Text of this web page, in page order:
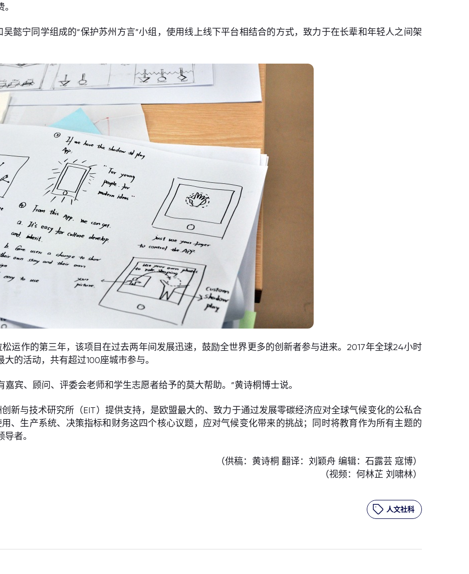
懿宁同学组成的“保护苏州方言”小组，使用线上线下平台相结合的方式，致力于在长辈和年轻人之间架
运作的第三年，该项目在过去两年间发展迅速，鼓励全世界更多的创新者参与进来。2017年全球24小时
的活动，共有超过100座城市参与。
宾、顾问、评委会老师和学生志愿者给予的莫大帮助。”黄诗桐博士说。
新与技术研究所（EIT）提供支持，是欧盟最大的、致力于通过发展零碳经济应对全球气候变化的公私合
、生产系统、决策指标和财务这四个核心议题，应对气候变化带来的挑战；同时将教育作为所有主题的
者。
（供稿：黄诗桐 翻译：刘颖舟 编辑：石露芸 寇博）
（视频：何林芷 刘啸林）
人文社科